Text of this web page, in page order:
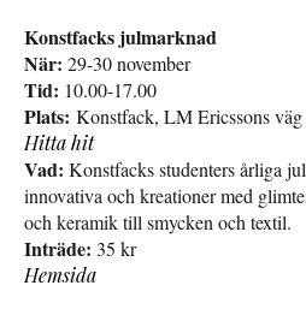
Konstfacks julmarknad
När: 29-30 november
Tid: 10.00-17.00
Plats: Konstfack, LM Ericssons
Hitta hit
Vad: Konstfacks studenters årliga
innovativa och kreationer med
och keramik till smycken och textil.
Inträde: 35 kr
Hemsida